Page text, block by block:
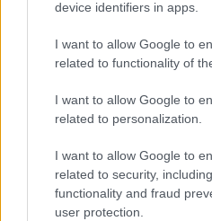
device identifiers in apps.
I want to allow Google to
related to functionality of
I want to allow Google to
related to personalization.
I want to allow Google to
related to security,
functionality and fraud
user protection.
segnali d’allarme
Matteo Pellegrino · 9 Ago 2026
LIFESTYLE